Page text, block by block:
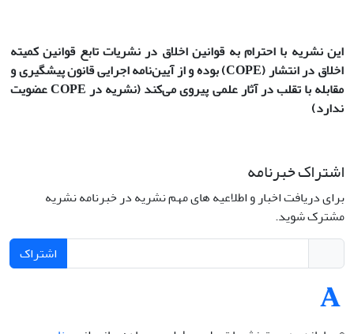
این نشریه با احترام به قوانین اخلاق در نشریات تابع قوانین کمیته
اخلاق در انتشار(COPE)بوده و از آیین‌نامه اجرایی قانون پیشگیری و
مقابله با تقلب در آثار علمی پیروی می‌کند (نشریه در COPE عضویت
ندارد)
اشتراک خبرنامه
برای دریافت اخبار و اطلاعیه های مهم نشریه در خبرنامه نشریه
مشترک شوید.
اشتراک